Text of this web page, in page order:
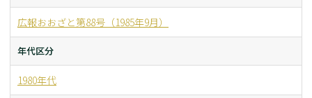
広報おおざと第88号（1985年9月）
年代区分
1980年代